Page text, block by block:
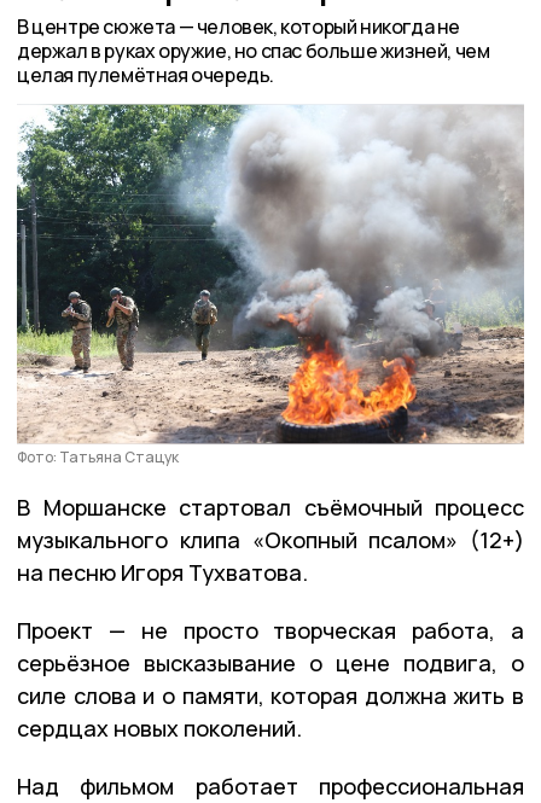
В центре сюжета — человек, который никогда не
держал в руках оружие, но спас больше жизней, чем
целая пулемётная очередь.
Фото: Татьяна Стацук
В Моршанске стартовал съёмочный процесс
музыкального клипа «Окопный псалом» (12+)
на песню Игоря Тухватова.
Проект — не просто творческая работа, а
серьёзное высказывание о цене подвига, о
силе слова и о памяти, которая должна жить в
сердцах новых поколений.
Над фильмом работает профессиональная